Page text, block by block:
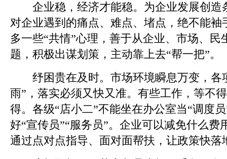
企业稳，经济才能稳。为企业发展创造
对企业遇到的痛点、难点、堵点，绝不能袖
多一些“共情”心理，善于从企业、市场、民
题，积极出谋划策，主动靠上去“帮一把”。
纾困贵在及时。市场环境瞬息万变，各
雨”，落实必须又快又准。有些工作，等不
得。各级“店小二”不能坐在办公室当“调度
好“宣传员”“服务员”。企业可以减免什么费
通过点对点指导、面对面帮扶，让政策快落